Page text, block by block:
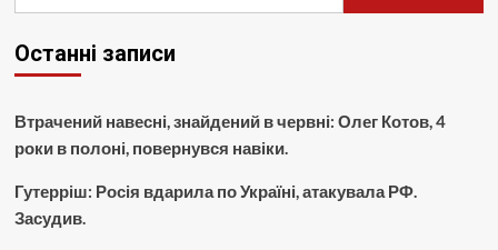
Останні записи
Втрачений навесні, знайдений в червні: Олег Котов, 4
роки в полоні, повернувся навіки.
Гутерріш: Росія вдарила по Україні, атакувала РФ.
Засудив.